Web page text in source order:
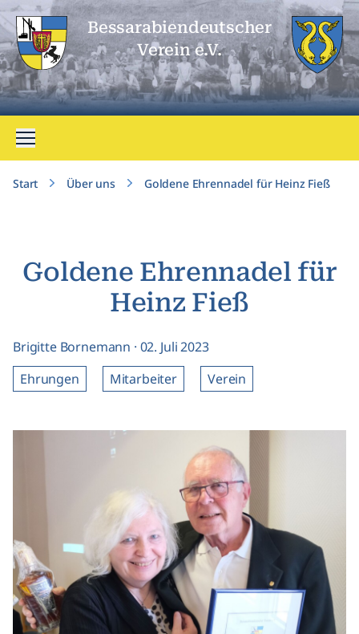
Bessarabien­deutscher
Verein e.V.
Menü öffnen
Start Über uns Goldene Ehrennadel für Heinz Fieß
Goldene Ehrennadel für
Heinz Fieß
Brigitte Bornemann · 02. Juli 2023
Ehrungen
Mitarbeiter Verein